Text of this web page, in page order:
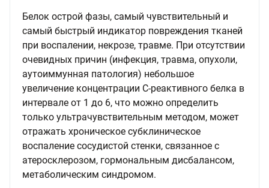
Белок острой фазы, самый чувствительный и
самый быстрый индикатор повреждения тканей
при воспалении, некрозе, травме. При отсутствии
очевидных причин (инфекция, травма, опухоли,
аутоиммунная патология) небольшое
увеличение концентрации C-реактивного белка в
интервале от 1 до 6, что можно определить
только ультрачувствительным методом, может
отражать хроническое субклиническое
воспаление сосудистой стенки, связанное с
атеросклерозом, гормональным дисбалансом,
метаболическим синдромом.